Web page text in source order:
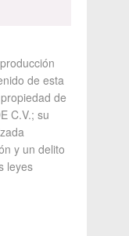
de esta
de
C.V.; su
y un delito
leyes